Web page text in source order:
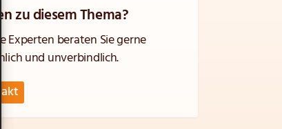
zu diesem Thema?
Experten beraten Sie gerne
und unverbindlich.